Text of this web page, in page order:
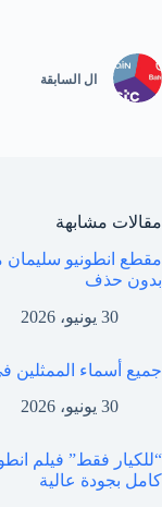
ال السابقة
مقالات مشابهة
بدون حذف
30 يونيو، 2026
جميع أسماء الممثلين في فيلم
30 يونيو، 2026
كامل بجودة عالية